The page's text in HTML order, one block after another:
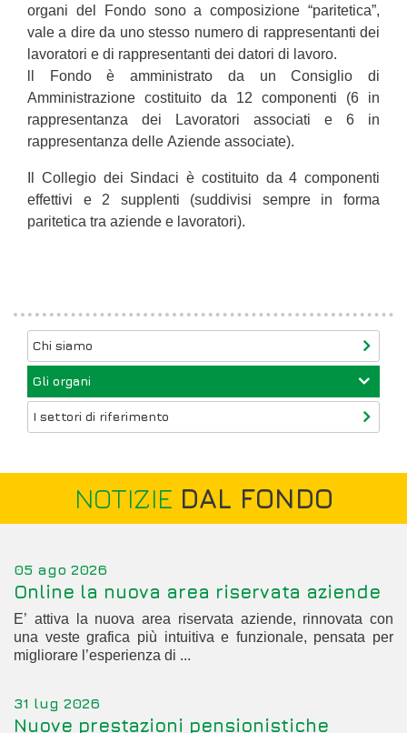
organi del Fondo sono a composizione “paritetica”,
vale a dire da uno stesso numero di rappresentanti dei
lavoratori e di rappresentanti dei datori di lavoro.
ll Fondo è amministrato da un Consiglio di
Amministrazione costituito da 12 componenti (6 in
rappresentanza dei Lavoratori associati e 6 in
rappresentanza delle Aziende associate).
Il Collegio dei Sindaci è costituito da 4 componenti
effettivi e 2 supplenti (suddivisi sempre in forma
paritetica tra aziende e lavoratori).
Chi siamo
Gli organi
I settori di riferimento
NOTIZIE DAL FONDO
05 ago 2026
Online la nuova area riservata aziende
E’ attiva la nuova area riservata aziende, rinnovata con
una veste grafica più intuitiva e funzionale, pensata per
migliorare l’esperienza di ...
31 lug 2026
Nuove prestazioni pensionistiche